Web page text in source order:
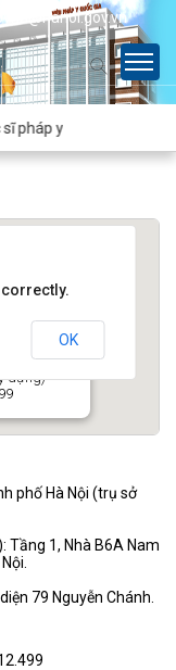
pháp y
Từ Liêm,
dựng)
OK
phố Hà Nội (trụ sở
Tầng 1, Nhà B6A Nam
79 Nguyễn Chánh.